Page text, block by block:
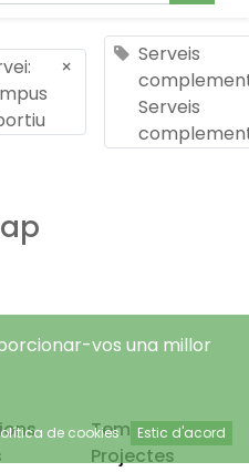
×
Serveis
Serveis
Temps Lliure
Projectes
vos una millor
de cookies Estic d'acord